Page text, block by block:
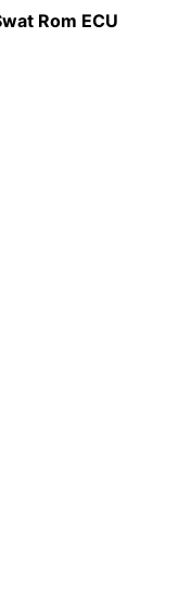
Rom ECU